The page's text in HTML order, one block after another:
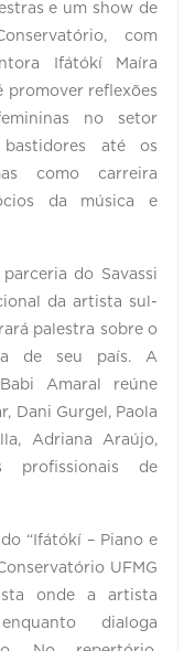
e um show de
com
Ifátókí Maíra
promover reflexões
no setor
até os
como carreira
da música e
do Savassi
da artista sul-
palestra sobre o
de seu país. A
Amaral reúne
Dani Gurgel, Paola
Adriana Araújo,
profissionais de
“Ifátókí – Piano e
UFMG
onde a artista
dialoga